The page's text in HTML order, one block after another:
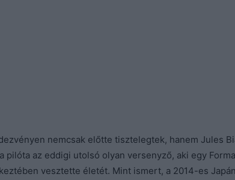
nemcsak előtte tisztelegtek, hanem Jules
pilóta az eddigi utolsó olyan versenyző, aki egy
vesztette életét. Mint ismert, a 2014-es